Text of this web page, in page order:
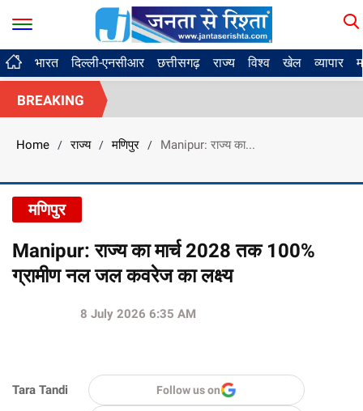
भारत दिल्ली-एनसीआर छत्तीसगढ़ राज्य विश्व खेल व्यापार
BREAKING
Home / राज्य / मणिपुर / Manipur: राज्य का...
मणिपुर
Manipur: राज्य का मार्च 2028 तक 100%
ग्रामीण नल जल कवरेज का लक्ष्य
Tara Tandi
8 July 2026 6:35 AM
Follow us on